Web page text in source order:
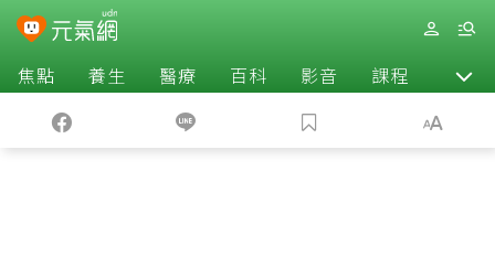
焦點 養生 醫療 百科 影音 課程 退休